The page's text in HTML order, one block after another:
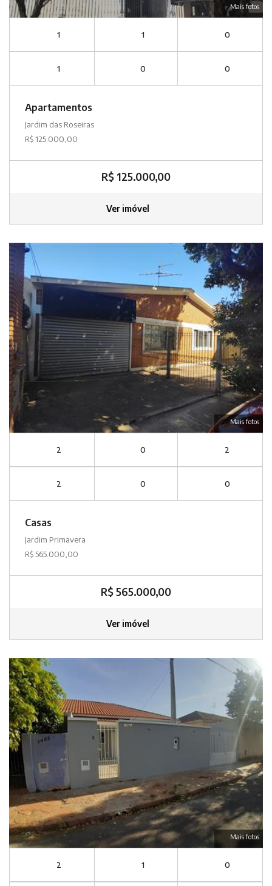
Mais fotos
1 1 0
1 0 0
Apartamentos
Jardim das Roseiras
R$ 125.000,00
R$ 125.000,00
Ver imóvel
Mais fotos
2 0 2
2 0 0
Casas
Jardim Primavera
R$ 565.000,00
R$ 565.000,00
Ver imóvel
Mais fotos
2 1 0